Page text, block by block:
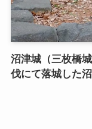
沼津城（三枚橋
伐にて落城した